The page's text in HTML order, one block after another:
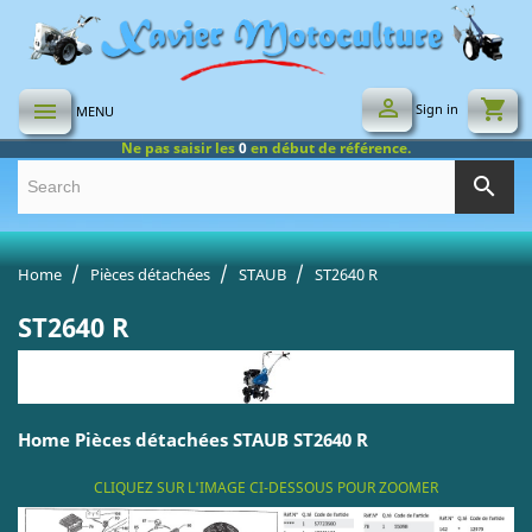
 MENU shopping_cart
 Sign in
search
Ne pas saisir les0en début de référence.
Home Pièces détachées STAUB ST2640 R
ST2640 R
Home Pièces détachées STAUB ST2640 R
CLIQUEZ SUR L'IMAGE CI-DESSOUS POUR ZOOMER